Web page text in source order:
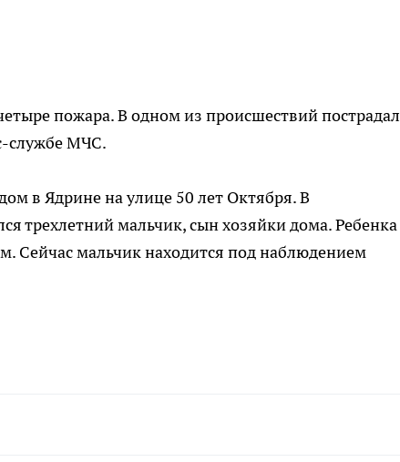
пожара. В одном из происшествий пострадал
службе МЧС.
в Ядрине на улице 50 лет Октября. В
трехлетний мальчик, сын хозяйки дома. Ребенка
Сейчас мальчик находится под наблюдением